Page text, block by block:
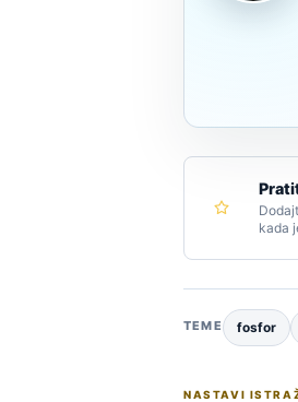
kada
TEME fosfor
NASTAVI